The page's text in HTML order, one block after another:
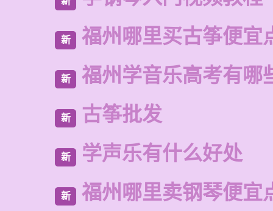
新 福州哪里买古筝便宜
新 福州学音乐高考有哪
新 古筝批发
新 学声乐有什么好处
新 福州哪里卖钢琴便宜